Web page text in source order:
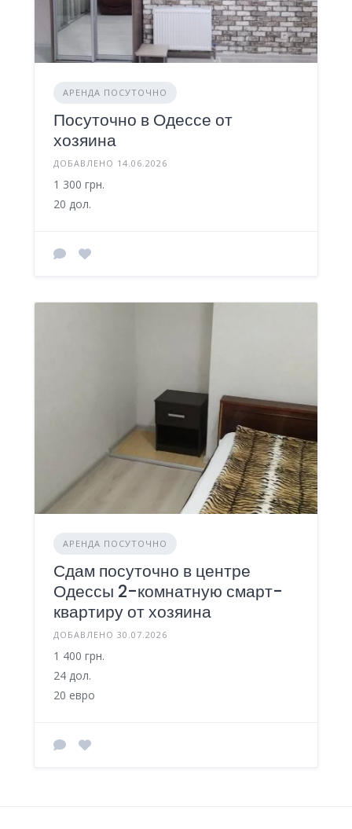
АРЕНДА ПОСУТОЧНО
Посуточно в Одессе от
хозяина
ДОБАВЛЕНО 14.06.2026
1 300 грн.
20 дол.
АРЕНДА ПОСУТОЧНО
Сдам посуточно в центре
Одессы 2-комнатную смарт-
квартиру от хозяина
ДОБАВЛЕНО 30.07.2026
1 400 грн.
24 дол.
20 евро